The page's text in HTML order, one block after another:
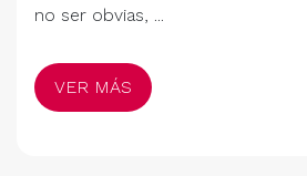
no ser obvias, ...
VER MÁS